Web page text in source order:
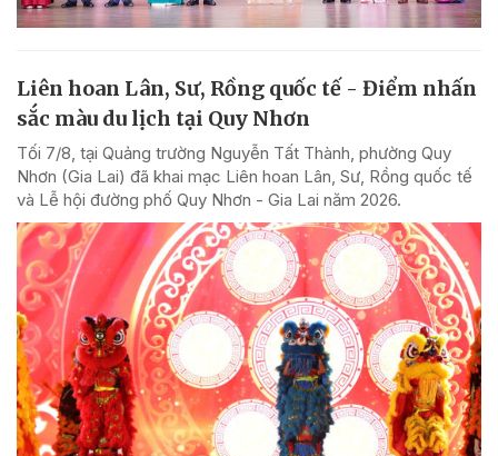
Liên hoan Lân, Sư, Rồng quốc tế - Điểm nhấn
sắc màu du lịch tại Quy Nhơn
Tối 7/8, tại Quảng trường Nguyễn Tất Thành, phường Quy
Nhơn (Gia Lai) đã khai mạc Liên hoan Lân, Sư, Rồng quốc tế
và Lễ hội đường phố Quy Nhơn - Gia Lai năm 2026.